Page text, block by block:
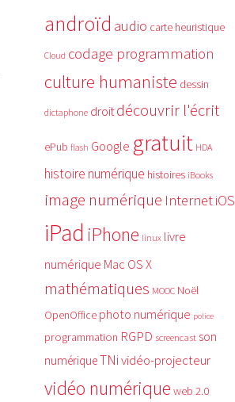
androïd audio carte heuristique
Cloud codage programmation
culture humaniste dessin
dictaphone droit découvrir l'écrit
ePub flash Google gratuit HDA
histoire numérique histoires iBooks
image numérique InternetiOS
iPad iPhone linux livre
numérique Mac OS X
mathématiques MOOC Noël
OpenOffice photo numérique police
programmation RGPD screencast son
numériqueTNividéo-projecteur
vidéo numérique web 2.0